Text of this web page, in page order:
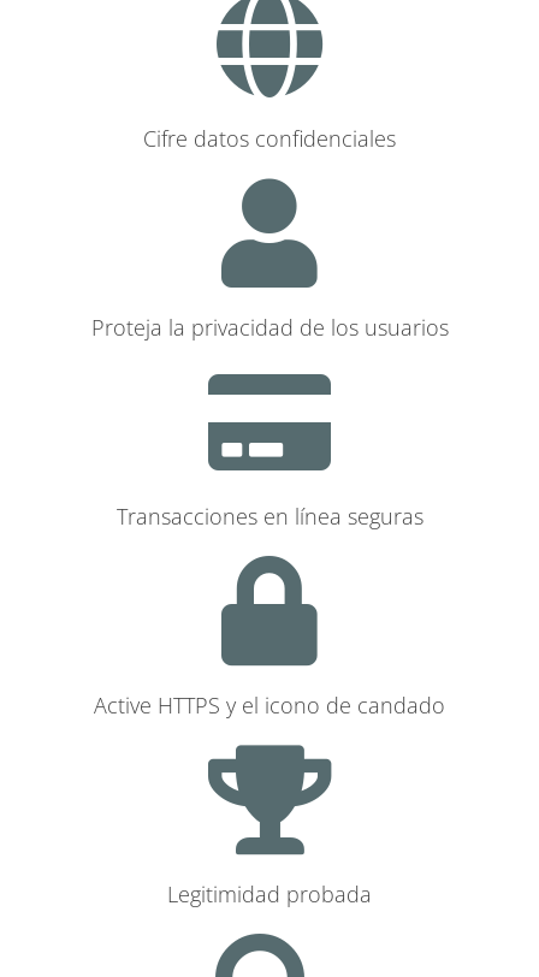
Cifre datos confidenciales
Proteja la privacidad de los usuarios
Transacciones en línea seguras
Active HTTPS y el icono de candado
Legitimidad probada